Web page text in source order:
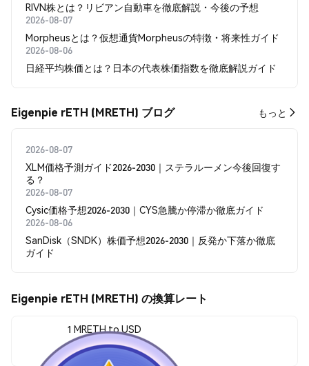
RIVN株とは？リビアン自動車を徹底解説・今後の予想
2026-08-07
Morpheusとは？仮想通貨Morpheusの特徴・将来性ガイド
2026-08-06
日経平均株価とは？日本の代表株価指数を徹底解説ガイド
Eigenpie rETH (MRETH) ブログ もっと
2026-08-07
XLM価格予測ガイド2026-2030｜ステラルーメン今後回復す
る？
2026-08-07
Cysic価格予想2026-2030｜CYS急騰か停滞か徹底ガイド
2026-08-06
SanDisk（SNDK）株価予想2026-2030｜反発か下落か徹底
ガイド
Eigenpie rETH (MRETH) の換算レート
1 MRETH to USD
--